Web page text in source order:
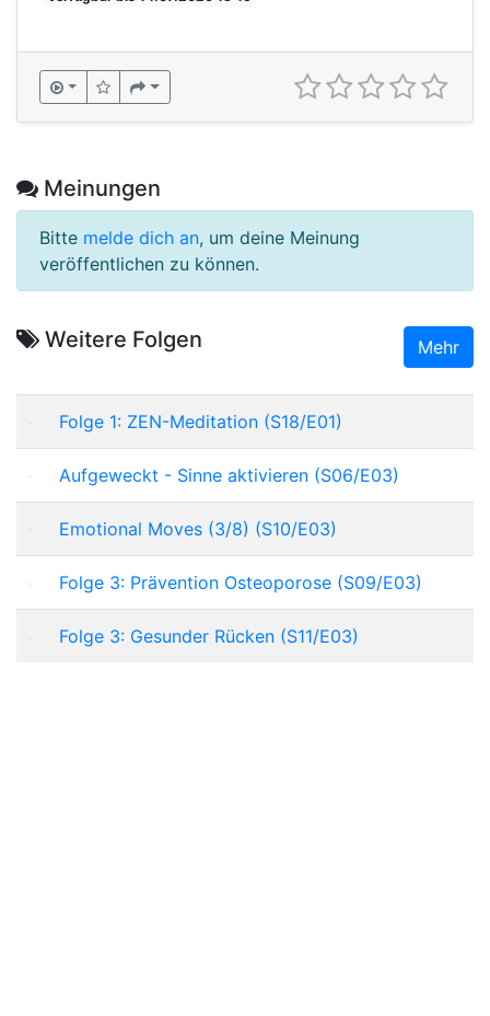
Meinungen
Bitte melde dich an, um deine Meinung
veröffentlichen zu können.
Weitere Folgen Mehr
Folge 1: ZEN-Meditation (S18/E01)
Aufgeweckt - Sinne aktivieren (S06/E03)
Emotional Moves (3/8) (S10/E03)
Folge 3: Prävention Osteoporose (S09/E03)
Folge 3: Gesunder Rücken (S11/E03)